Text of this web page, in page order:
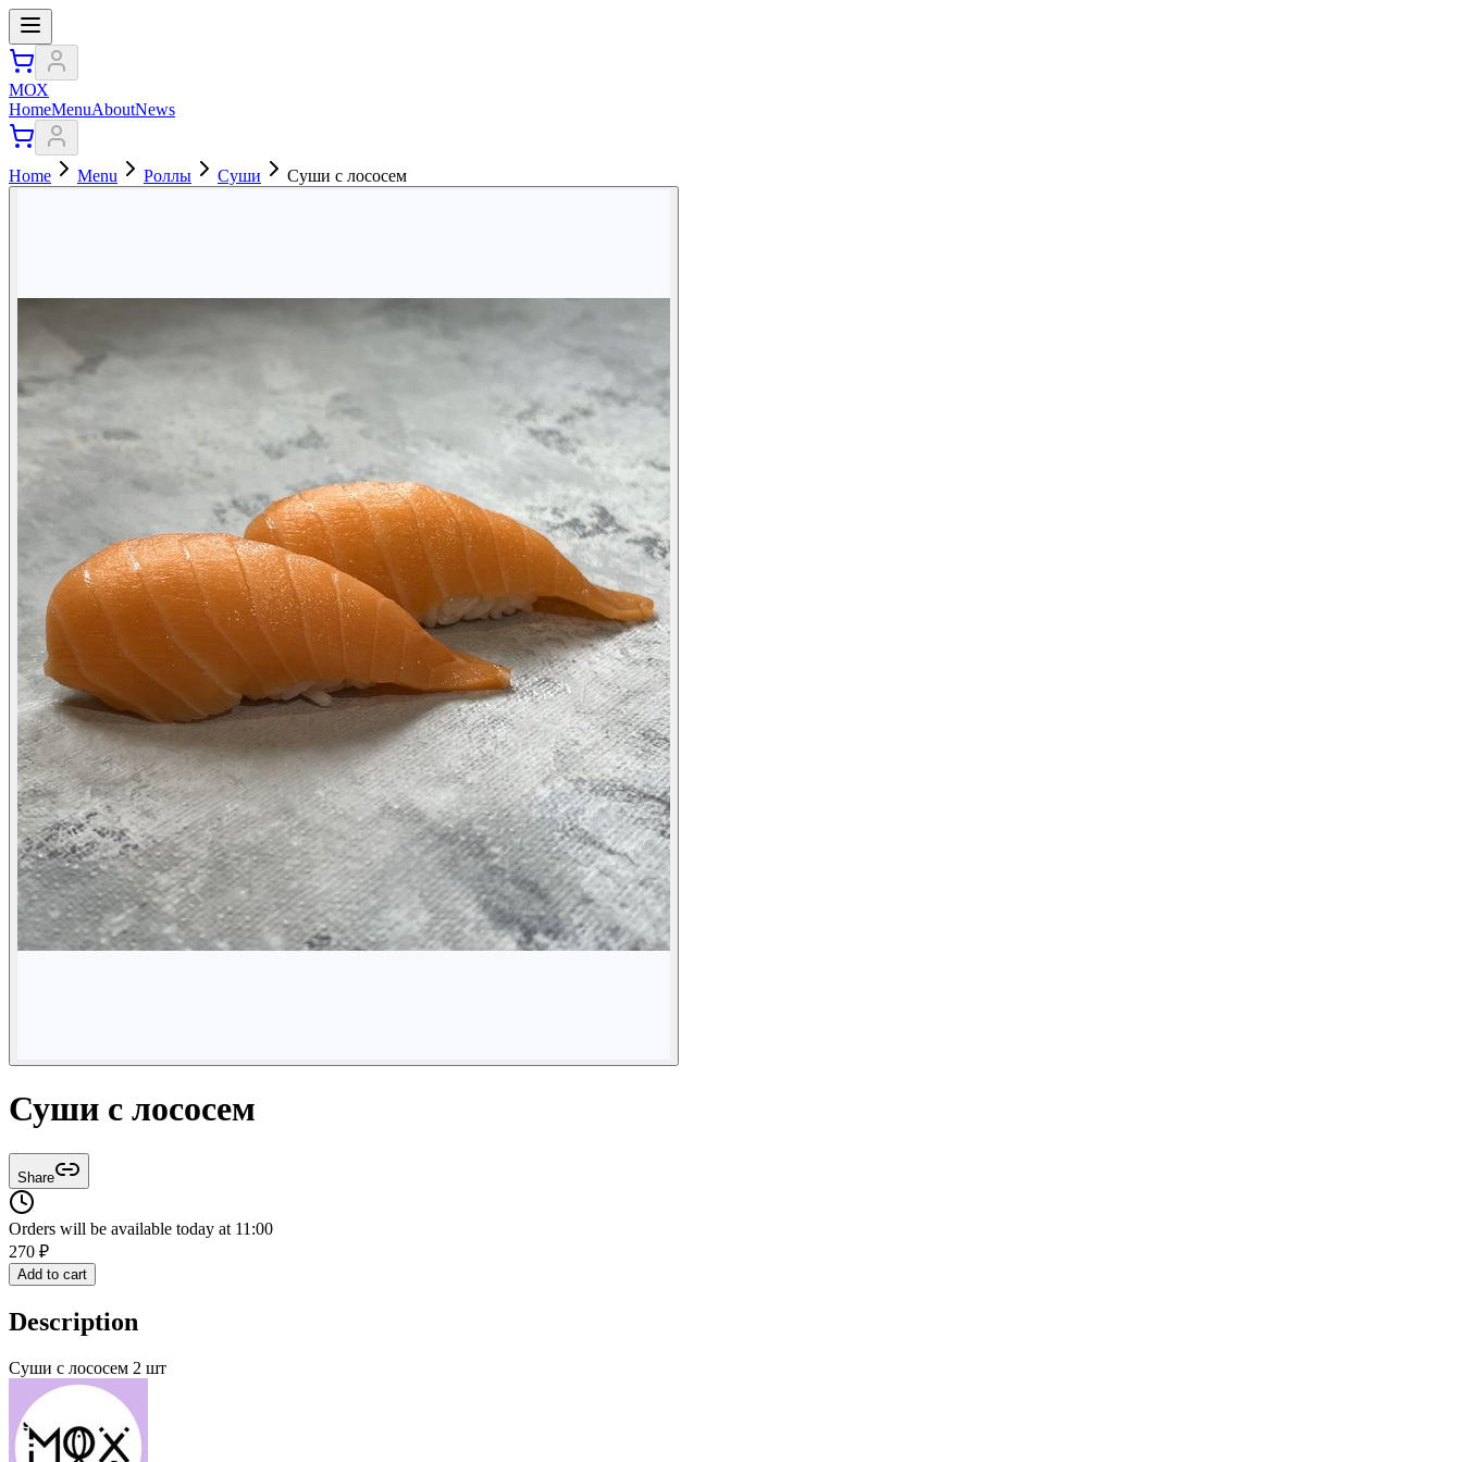
МОХ
HomeMenuAboutNews
Home Menu Роллы Суши Суши с лососем
Суши с лососем
Share
Orders will be available today at 11:00
270 ₽
Add to cart
Description
Суши с лососем 2 шт